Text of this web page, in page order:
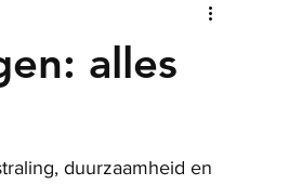
alles
duurzaamheid en